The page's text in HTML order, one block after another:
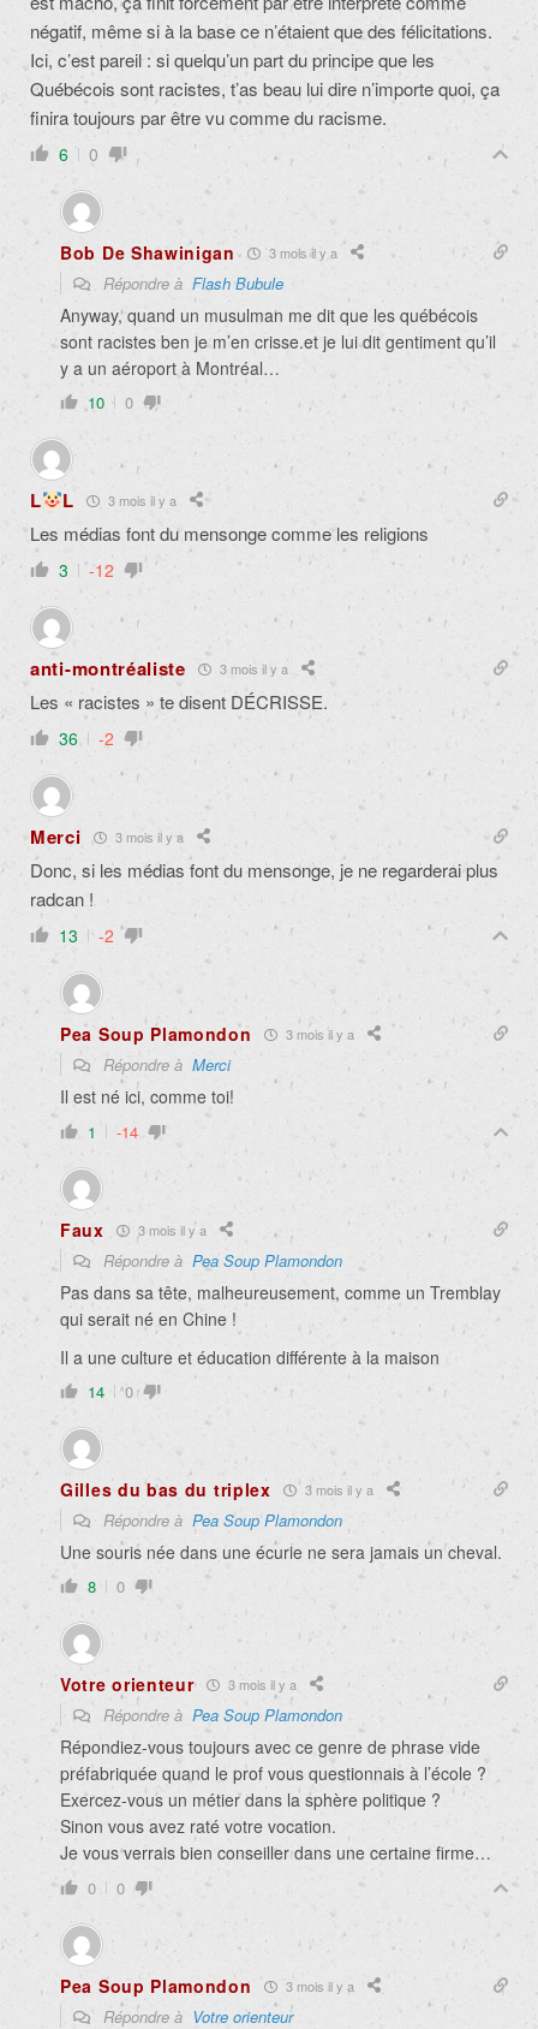
négatif, même si à la base ce n’étaient que des félicitations.
Ici, c’est pareil : si quelqu’un part du principe que les
Québécois sont racistes, t’as beau lui dire n’importe quoi, ça
finira toujours par être vu comme du racisme.
6 0
Bob De Shawinigan 3 mois il y a
Répondre à Flash Bubule
Anyway, quand un musulman me dit que les québécois
sont racistes ben je m’en crisse.et je lui dit gentiment qu’il
y a un aéroport à Montréal…
10 0
L L 3 mois il y a
Les médias font du mensonge comme les religions
3 -12
anti-montréaliste 3 mois il y a
Les « racistes » te disent DÉCRISSE.
36 -2
Merci 3 mois il y a
Donc, si les médias font du mensonge, je ne regarderai plus
radcan !
13 -2
Pea Soup Plamondon 3 mois il y a
Répondre à Merci
Il est né ici, comme toi!
1 -14
Faux 3 mois il y a
Répondre à Pea Soup Plamondon
Pas dans sa tête, malheureusement, comme un Tremblay
qui serait né en Chine !
Il a une culture et éducation différente à la maison
14 0
Gilles du bas du triplex 3 mois il y a
Répondre à Pea Soup Plamondon
Une souris née dans une écurie ne sera jamais un cheval.
8 0
Votre orienteur 3 mois il y a
Répondre à Pea Soup Plamondon
Répondiez-vous toujours avec ce genre de phrase vide
préfabriquée quand le prof vous questionnais à l’école ?
Exercez-vous un métier dans la sphère politique ?
Sinon vous avez raté votre vocation.
Je vous verrais bien conseiller dans une certaine firme…
0 0
Pea Soup Plamondon 3 mois il y a
Répondre à Votre orienteur